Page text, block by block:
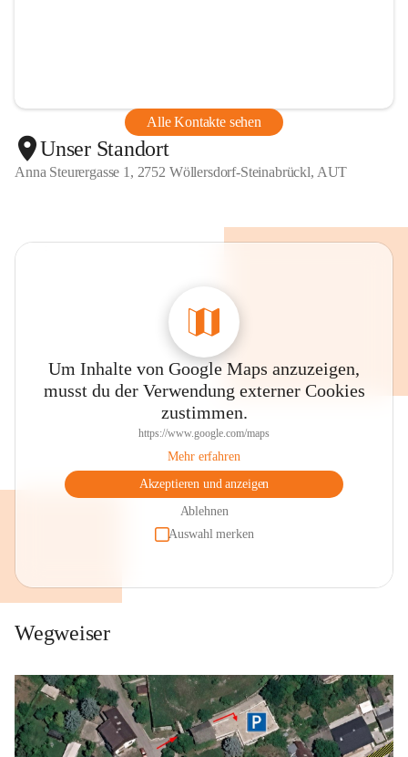
Alle Kontakte sehen
Unser Standort
Anna Steurergasse 1, 2752 Wöllersdorf-Steinabrückl, AUT
Um Inhalte von Google Maps anzuzeigen,
musst du der Verwendung externer Cookies
zustimmen.
https://www.google.com/maps
Mehr erfahren
Akzeptieren und anzeigen
Ablehnen
Auswahl merken
Wegweiser